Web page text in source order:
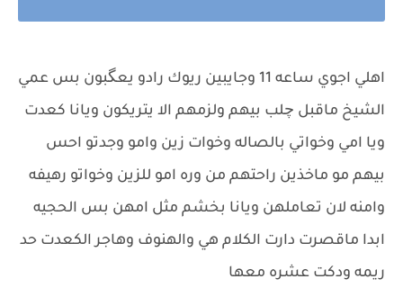
اهلي اجوي ساعه 11 وجايبين ريوك رادو يعگبون بس عمي
الشيخ ماقبل چلب بيهم ولزمهم الا يتريكون ويانا كعدت
ويا امي وخواتي بالصاله وخوات زين وامو وجدتو احس
بيهم مو ماخذين راحتهم من وره امو للزين وخواتو رهيفه
وامنه لان تعاملهن ويانا بخشم مثل امهن بس الحجيه
ابدا ماقصرت دارت الكلام هي والهنوف وهاجر الكعدت حد
ريمه ودكت عشره معها